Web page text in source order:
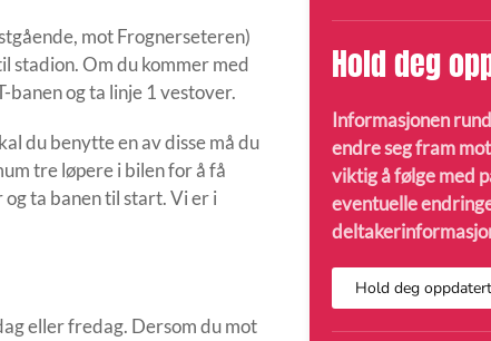
mot Frognerseteren)
stadion. Om du kommer med
banen og ta linje 1 vestover.
du benytte en av disse må du
tre løpere i bilen for å få
ta banen til start. Vi er i
eller fredag. Dersom du mot
Hold deg
Informasjonen
endre seg fram
viktig å følge med
eventuelle
Hold deg oppdatert